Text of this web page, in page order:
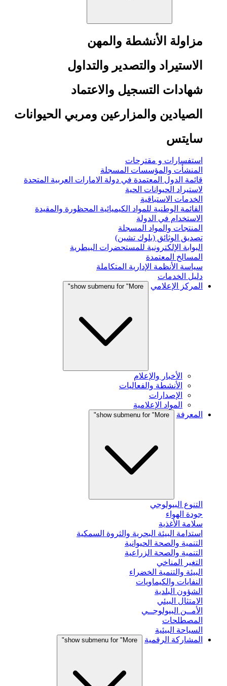
مزاولة الأنشطة والمهن
الاستيراد والتصدير والتداول
شهادات التسجيل والاعتماد
الصيادين والمزارعين ومربي الحيوانات
سايتس
استفسارات و مقترحات
المنشأت والمؤسسات المسجلة
قائمة الدول المعتمدة في دولة الامارات العربية المتحدة
لاستيراد الحيوانات الحية
الخدمات الاستباقية
القائمة الوطنية للمواد الكيميائية المحظورة والمقيدة
الاستخدام في الدولة
المنتجات والمواد المسجلة
تصديق الوثائق (بلوك تشين)
البوابة الإلكترونية للمستحضرات البيطرية
المسالخ المعتمدة
سياسة الأنظمة الإدارية المتكاملة
دليل الخدمات
المركز الإعلامي
show submenu for "More"
الأخبار والإعلام
الأنشطة والفعاليات
الإصدارات
المواد الإعلامية
المعرفة
show submenu for "More"
التنوع البيولوجي
جودة الهواء
سلامة الأغذية
استدامة البيئة البحرية والثروة السمكية
التنمية والصحة الحيوانية
التنمية والصحة الزراعية
التغير المناخي
البيئة والتنمية الخضراء
النفايات والكيماويات
الشؤون البلدية
الامتثال البيئي
الأمــن البيولوجــي
المصطلحات
السياحة البيئية
المشاركة الرقمية
show submenu for "More"